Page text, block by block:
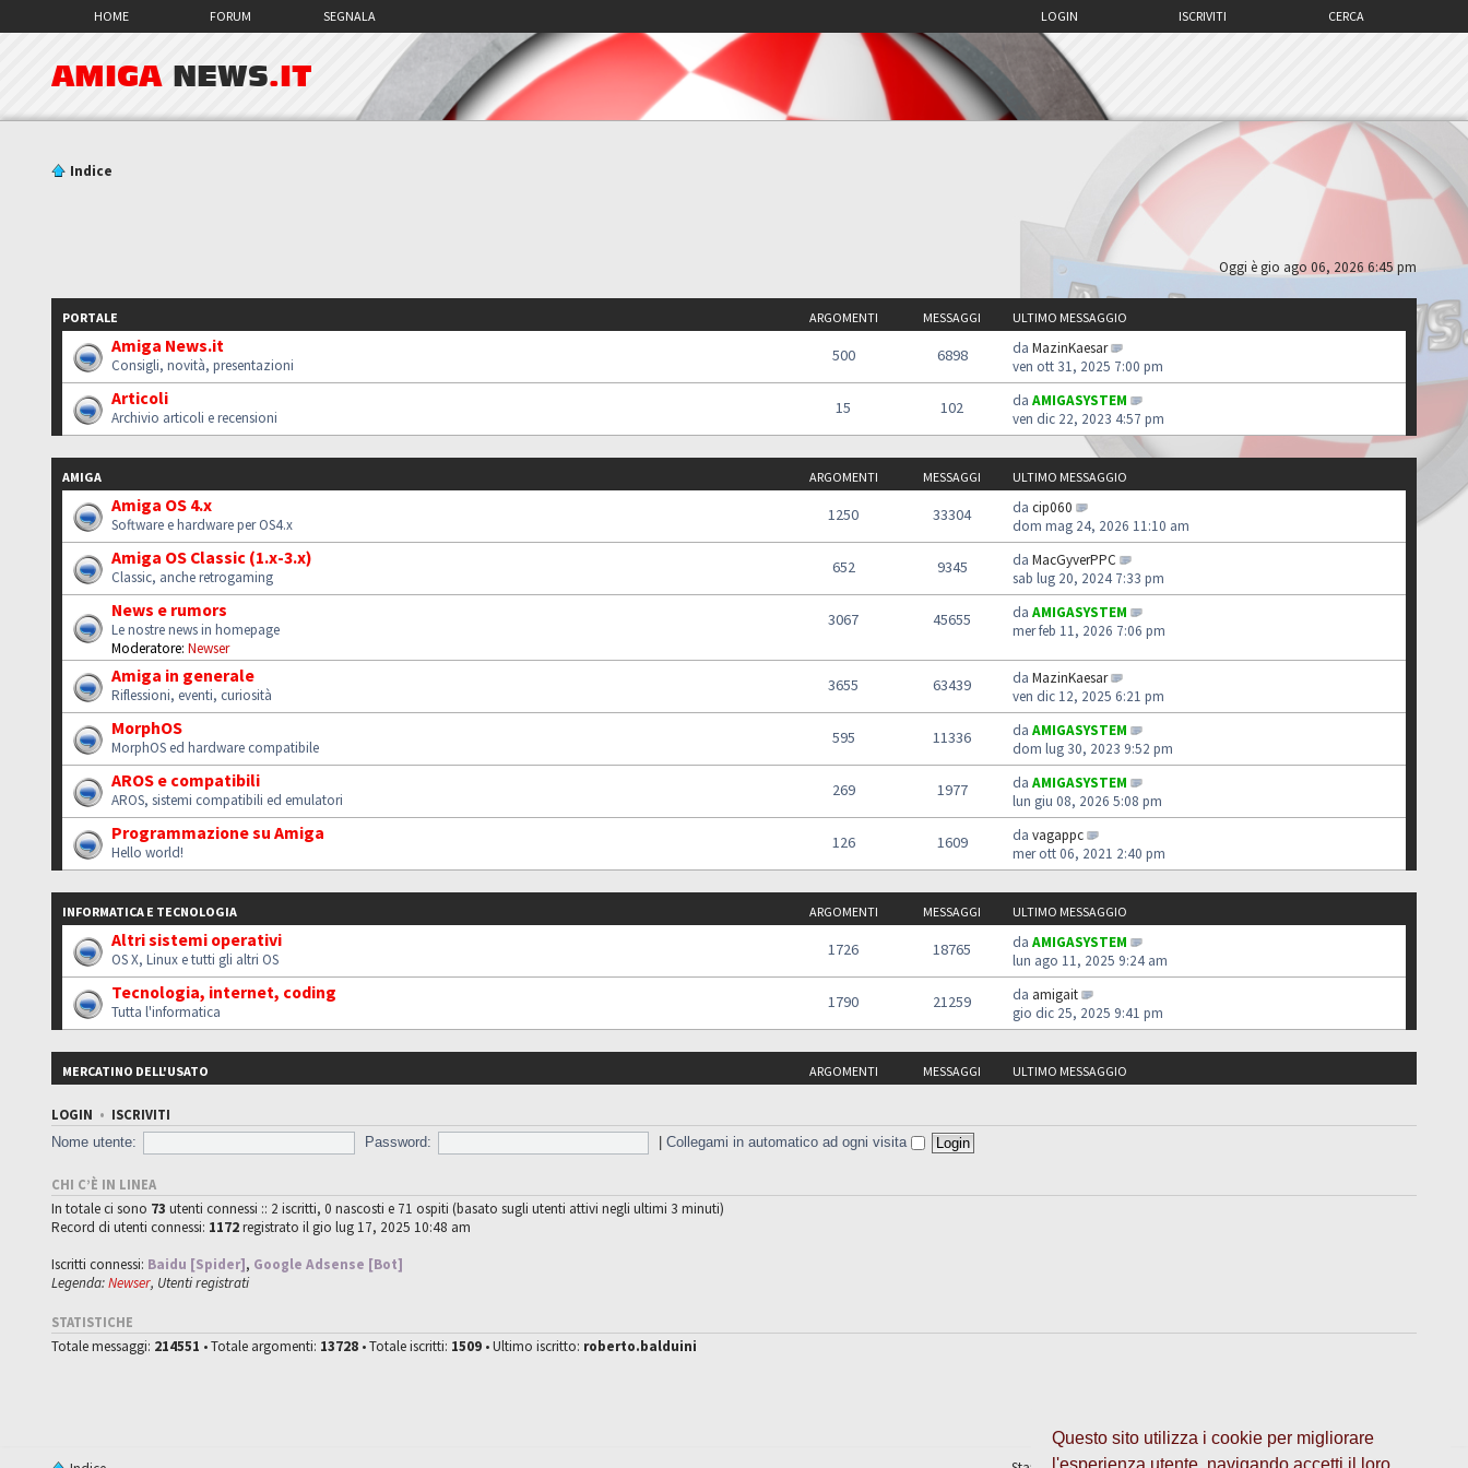
Questo sito utilizza i cookie per migliorare
l'esperienza utente, navigando accetti il loro
HOME FORUM SEGNALA CERCA
ISCRIVITI
LOGIN
AMIGA NEWS.IT
Indice
Oggi è gio ago 06, 2026 6:45 pm
PORTALE ARGOMENTI MESSAGGI ULTIMO MESSAGGIO
Amiga News.it
Consigli, novità, presentazioni
500 6898 da MazinKaesar
ven ott 31, 2025 7:00 pm
Articoli
Archivio articoli e recensioni
15 102 da AMIGASYSTEM
ven dic 22, 2023 4:57 pm
AMIGA ARGOMENTI MESSAGGI ULTIMO MESSAGGIO
Amiga OS 4.x
Software e hardware per OS4.x
1250 33304 da cip060
dom mag 24, 2026 11:10 am
Amiga OS Classic (1.x-3.x)
Classic, anche retrogaming
652 9345 da MacGyverPPC
sab lug 20, 2024 7:33 pm
News e rumors
Le nostre news in homepage
Moderatore: Newser
3067 45655 da AMIGASYSTEM
mer feb 11, 2026 7:06 pm
Amiga in generale
Riflessioni, eventi, curiosità
3655 63439 da MazinKaesar
ven dic 12, 2025 6:21 pm
MorphOS
MorphOS ed hardware compatibile
595 11336 da AMIGASYSTEM
dom lug 30, 2023 9:52 pm
AROS e compatibili
AROS, sistemi compatibili ed emulatori
269 1977 da AMIGASYSTEM
lun giu 08, 2026 5:08 pm
Programmazione su Amiga
Hello world!
126 1609 da vagappc
mer ott 06, 2021 2:40 pm
INFORMATICA E TECNOLOGIA ARGOMENTI MESSAGGI ULTIMO MESSAGGIO
Altri sistemi operativi
OS X, Linux e tutti gli altri OS
1726 18765 da AMIGASYSTEM
lun ago 11, 2025 9:24 am
Tecnologia, internet, coding
Tutta l'informatica
1790 21259 da amigait
gio dic 25, 2025 9:41 pm
MERCATINO DELL'USATO ARGOMENTI MESSAGGI ULTIMO MESSAGGIO
LOGIN • ISCRIVITI
Nome utente:
Password: |Collegami in automatico ad ogni visita
CHI C’È IN LINEA
In totale ci sono 73 utenti connessi :: 2 iscritti, 0 nascosti e 71 ospiti (basato sugli utenti attivi negli ultimi 3 minuti)
Record di utenti connessi: 1172registrato il gio lug 17, 2025 10:48 am
Iscritti connessi: Baidu [Spider], Google Adsense [Bot]
Legenda:Newser, Utenti registrati
STATISTICHE
Totale messaggi: 214551 • Totale argomenti: 13728 • Totale iscritti: 1509 • Ultimo iscritto: roberto.balduini